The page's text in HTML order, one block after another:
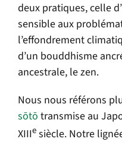
deux pratiques, celle
sensible aux
l’effondrement
d’un bouddhisme
ancestrale, le zen.
Nous nous référons
sōtō transmise au
XIIIesiècle. Notre